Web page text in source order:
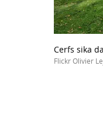
Cerfs sika
Flickr Olivier